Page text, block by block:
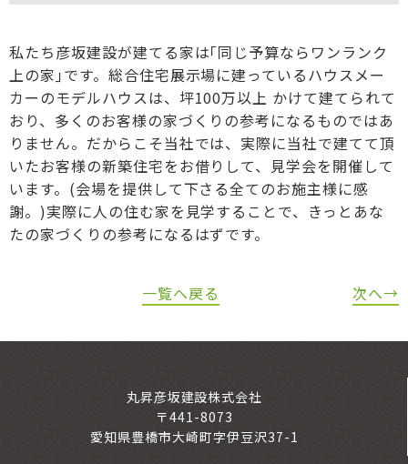
私たち彦坂建設が建てる家は｢同じ予算ならワンランク
上の家｣です。総合住宅展示場に建っているハウスメー
カーのモデルハウスは、坪100万以上 かけて建てられて
おり、多くのお客様の家づくりの参考になるものではあ
りません。だからこそ当社では、実際に当社で建てて頂
いたお客様の新築住宅をお借りして、見学会を開催して
います。(会場を提供して下さる全てのお施主様に感
謝。)実際に人の住む家を見学することで、きっとあな
たの家づくりの参考になるはずです。
一覧へ戻る 次へ→
丸昇彦坂建設株式会社
〒441-8073
愛知県豊橋市大崎町字伊豆沢37-1